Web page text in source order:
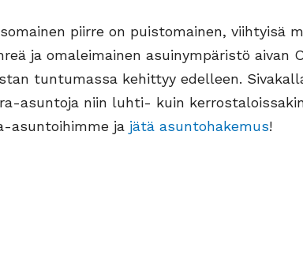
piirre on puistomainen, viihtyisä
ja omaleimainen asuinympäristö aivan
tuntumassa kehittyy edelleen.
asuntoja niin luhti- kuin
asuntoihimme ja jätä asuntohakemus!